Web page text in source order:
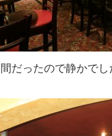
だったので静かで